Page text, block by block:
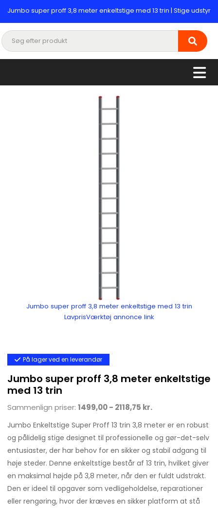
Jumbo super proff 3,8 meter enkeltstige med 13 trin | Stige udstyr
Jumbo super proff 3,8 meter enkeltstige med 13 trin
LavprisVærktøj annonce link
På lager ved en leverandør
Jumbo super proff 3,8 meter enkeltstige
med 13 trin
Sammenlign priser: 1499,00 - 2118,75 kr.
Jumbo Enkeltstige Super Proff 13 trin 3,8 meter er en robust
og pålidelig stige designet til professionelle og gør-det-selv
entusiaster, der har behov for en sikker og stabil adgang til
høje steder. Denne enkeltstige består af 13 trin, hvilket giver
en maksimal højde på 3,8 meter, når den er fuldt udstrakt.
Den er ideel til opgaver som vedligeholdelse, reparationer
eller rengøring, hvor der kræves en sikker platform at stå